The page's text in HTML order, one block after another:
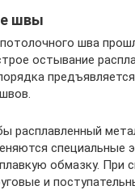
швы
шва
остывание
расплавленный
специальные
обмазку. При
и